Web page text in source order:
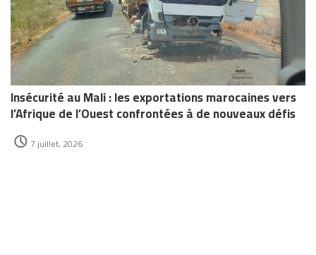
Insécurité au Mali : les exportations marocaines vers
l’Afrique de l’Ouest confrontées à de nouveaux défis
7 juillet، 2026